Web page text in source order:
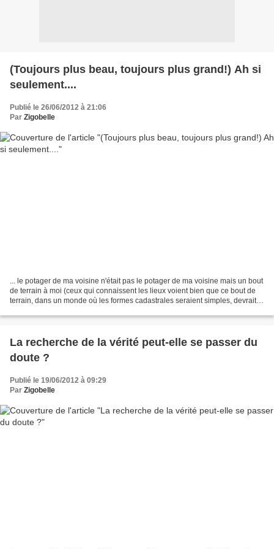
(Toujours plus beau, toujours plus grand!) Ah si
seulement....
Publié le 26/06/2012 à 21:06
Par Zigobelle
... le potager de ma voisine n'était pas le potager de ma voisine mais un bout
de terrain à moi (ceux qui connaissent les lieux voient bien que ce bout de
terrain, dans un monde où les formes cadastrales seraient simples, devrait
La recherche de la vérité peut-elle se passer du
doute ?
Publié le 19/06/2012 à 09:29
Par Zigobelle